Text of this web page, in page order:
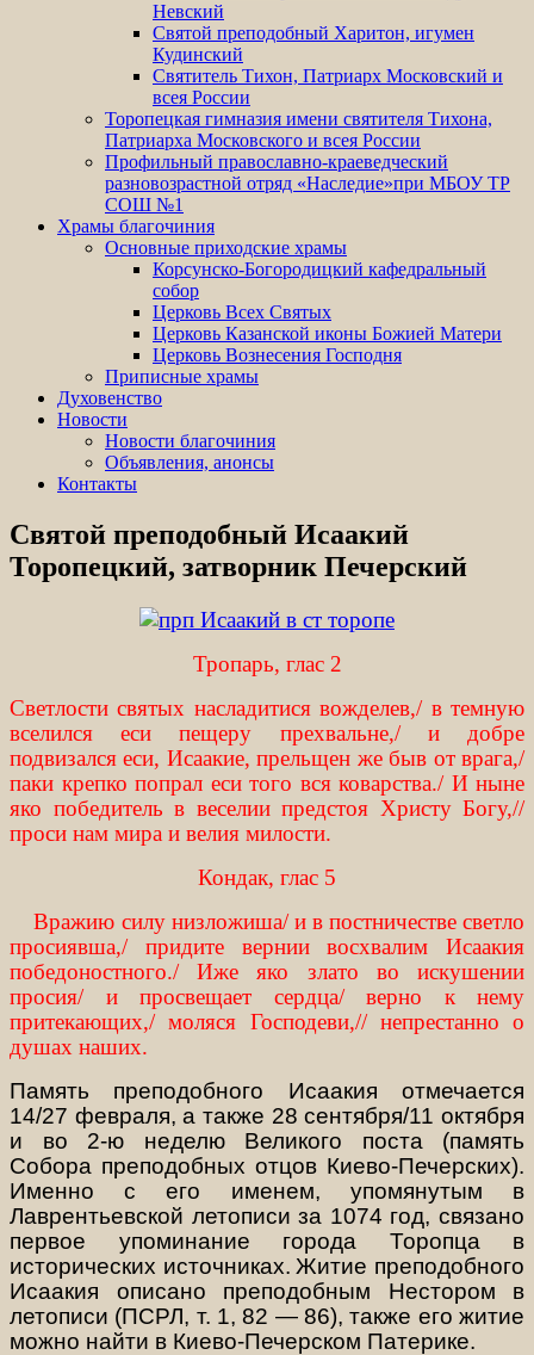
Невский
Святой преподобный Харитон, игумен
Кудинский
Святитель Тихон, Патриарх Московский и
всея России
Торопецкая гимназия имени святителя Тихона,
Патриарха Московского и всея России
Профильный православно-краеведческий
разновозрастной отряд «Наследие»при МБОУ ТР
СОШ №1
Храмы благочиния
Основные приходские храмы
Корсунско-Богородицкий кафедральный
собор
Церковь Всех Святых
Церковь Казанской иконы Божией Матери
Церковь Вознесения Господня
Приписные храмы
Духовенство
Новости
Новости благочиния
Объявления, анонсы
Контакты
Святой преподобный Исаакий
Торопецкий, затворник Печерский
Тропарь, глас 2
Светлости святых насладитися вожделев,/ в темную
вселился еси пещеру прехвальне,/ и добре
подвизался еси, Исаакие, прельщен же быв от врага,/
паки крепко попрал еси того вся коварства./ И ныне
яко победитель в веселии предстоя Христу Богу,//
проси нам мира и велия милости.
Кондак, глас 5
Вражию силу низложиша/ и в постничестве светло
просиявша,/ придите вернии восхвалим Исаакия
победоностного./ Иже яко злато во искушении
просия/ и просвещает сердца/ верно к нему
притекающих,/ моляся Господеви,// непрестанно о
душах наших.
Память преподобного Исаакия отмечается
14/27 февраля, а также 28 сентября/11 октября
и во 2-ю неделю Великого поста (память
Собора преподобных отцов Киево-Печерских).
Именно с его именем, упомянутым в
Лаврентьевской летописи за 1074 год, связано
первое упоминание города Торопца в
исторических источниках. Житие преподобного
Исаакия описано преподобным Нестором в
летописи (ПСРЛ, т. 1, 82 — 86), также его житие
можно найти в Киево-Печерском Патерике.